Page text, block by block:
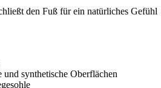
den Fuß für ein natürliches Gefühl
synthetische Oberflächen